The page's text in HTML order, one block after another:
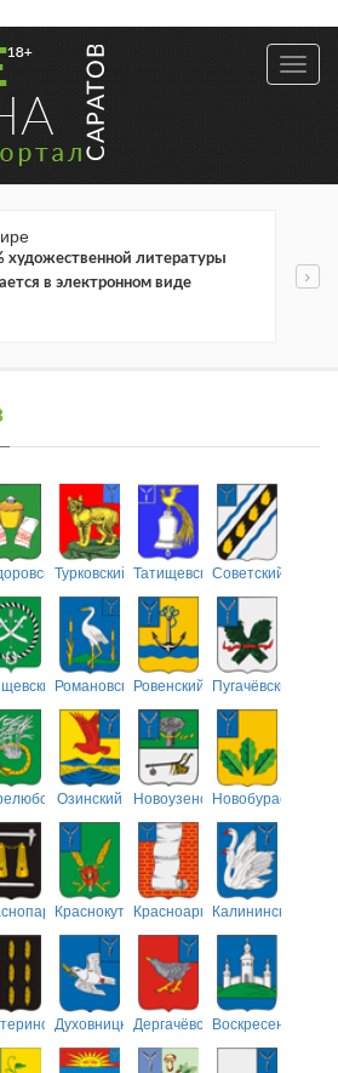
художественной литературы
в электронном виде
Турковский ТатищевскийСоветский
РомановскийРовенский Пугачёвский
Озинский НовоузенскийНовобурасский
КраснокутскийКрасноармейский
Калининский
ДуховницкийДергачёвскийВоскресенский